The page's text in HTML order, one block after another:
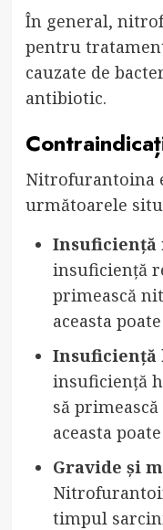
În general,
pentru
cauzate de
antibiotic.
Nitrofurantoina
următoarele
Insuficiență
insuficiență
primească
aceasta
Insuficiență
insuficiență
să
aceasta
Gravide și
timpul